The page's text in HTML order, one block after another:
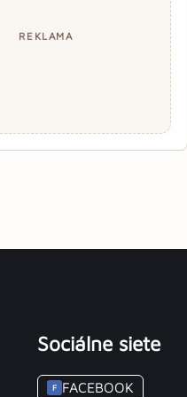
REKLAMA
Sociálne siete
F FACEBOOK